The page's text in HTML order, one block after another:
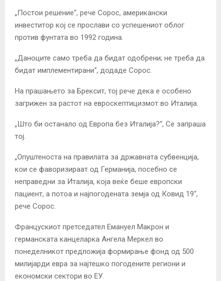
„Постои решение“, рече Сорос, американски
инвеститор кој се прослави со успешениот облог
против фунтата во 1992 година.
„Даноците само треба да бидат одобрени; не треба да
бидат имплементирани“, додаде Сорос.
На прашањето за Брексит, тој рече дека е особено
загрижен за растот на евроскептицизмот во Италија.
„Што би останало од Европа без Италија?“, Се запраша
тој.
„Опуштеноста на правилата за државната субвенција,
кои се фаворизираат од Германија, посебно се
неправедни за Италија, која веќе беше европски
пациент, а потоа и најпогодената земја од Ковид 19“,
рече Сорос.
Францускиот претседател Емануел Макрон и
германската канцеларка Ангела Меркел во
понеделникот предложија формирање фонд од 500
милијарди евра за најтешко погодените региони и
економски сектори во ЕУ.